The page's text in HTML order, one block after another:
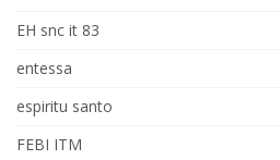
EH snc it 83
entessa
espiritu santo
FEBI ITM